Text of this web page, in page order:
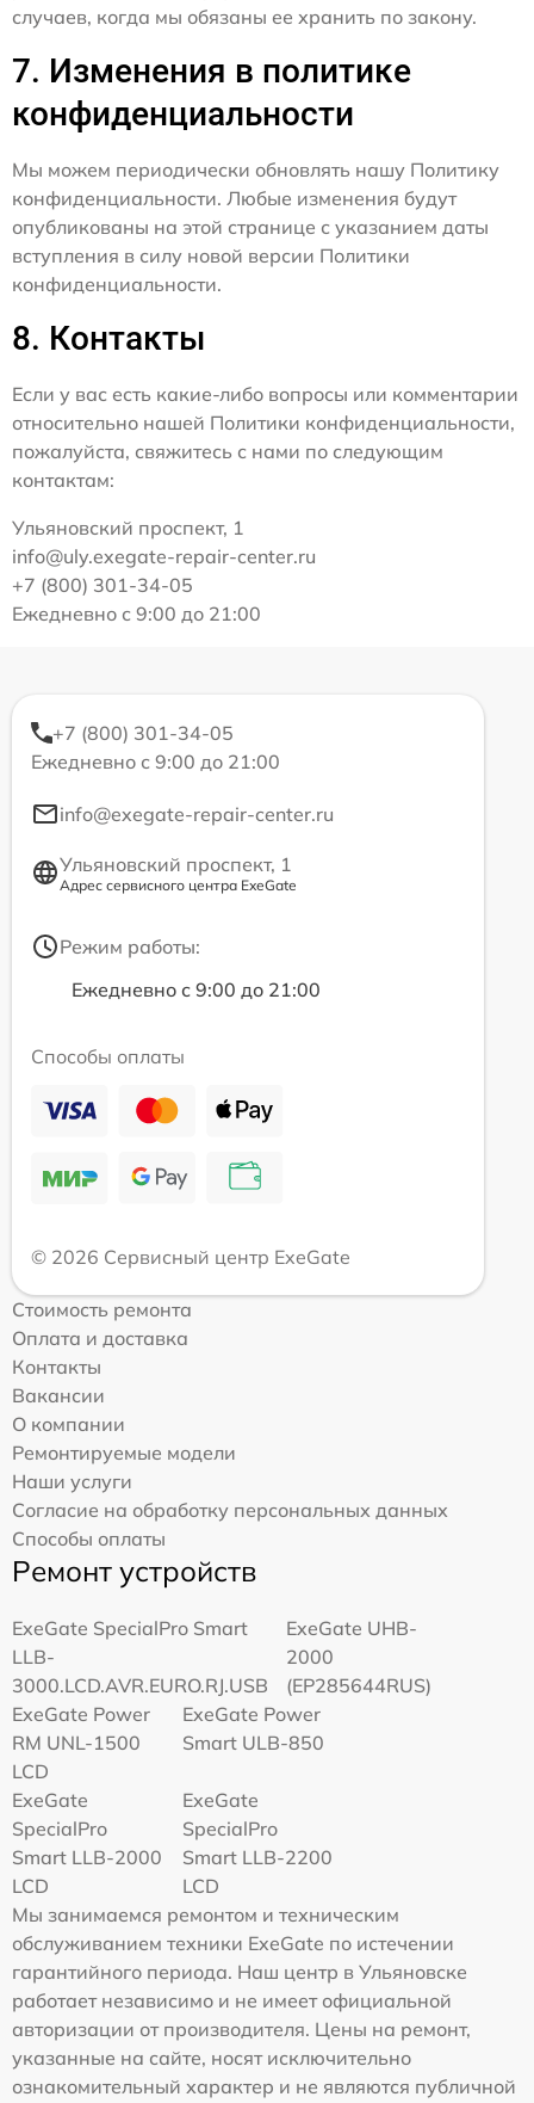
случаев, когда мы обязаны ее хранить по закону.
7. Изменения в политике
конфиденциальности
Мы можем периодически обновлять нашу Политику
конфиденциальности. Любые изменения будут
опубликованы на этой странице с указанием даты
вступления в силу новой версии Политики
конфиденциальности.
8. Контакты
Если у вас есть какие-либо вопросы или комментарии
относительно нашей Политики конфиденциальности,
пожалуйста, свяжитесь с нами по следующим
контактам:
Ульяновский проспект, 1
info@uly.exegate-repair-center.ru
+7 (800) 301-34-05
Ежедневно с 9:00 до 21:00
+7 (800) 301-34-05
Ежедневно с 9:00 до 21:00
info@exegate-repair-center.ru
Ульяновский проспект, 1
Адрес сервисного центра ExeGate
Режим работы:
Ежедневно с 9:00 до 21:00
Способы оплаты
© 2026 Сервисный центр ExeGate
Стоимость ремонта
Оплата и доставка
Контакты
Вакансии
О компании
Ремонтируемые модели
Наши услуги
Согласие на обработку персональных данных
Способы оплаты
Ремонт устройств
ExeGate SpecialPro Smart
LLB-
3000.LCD.AVR.EURO.RJ.USB
ExeGate UHB-
2000
(EP285644RUS)
ExeGate Power
RM UNL-1500
LCD
ExeGate Power
Smart ULB-850
ExeGate
SpecialPro
Smart LLB-2000
LCD
ExeGate
SpecialPro
Smart LLB-2200
LCD
Мы занимаемся ремонтом и техническим
обслуживанием техники ExeGate по истечении
гарантийного периода. Наш центр в Ульяновске
работает независимо и не имеет официальной
авторизации от производителя. Цены на ремонт,
указанные на сайте, носят исключительно
ознакомительный характер и не являются публичной